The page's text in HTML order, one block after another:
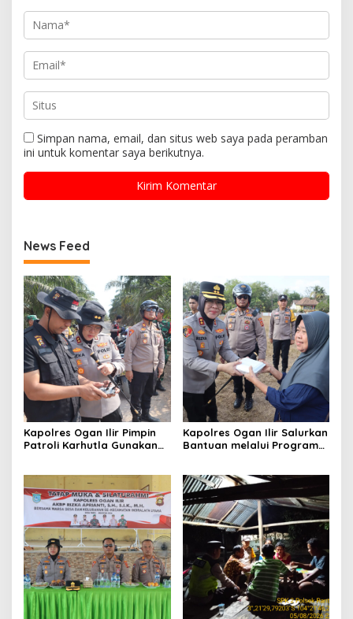
Simpan nama, email, dan situs web saya pada peramban
ini untuk komentar saya berikutnya.
News Feed
Kapolres Ogan Ilir Pimpin
Patroli Karhutla Gunakan
Hadapi Musim Kemarau
Kapolres Ogan Ilir Salurkan
Bantuan melalui Program
Masyarakat Desa Parit